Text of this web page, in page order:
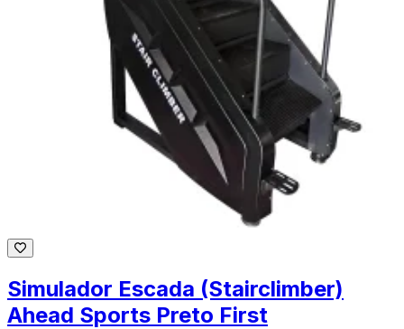
Simulador Escada (Stairclimber)
Ahead Sports Preto First